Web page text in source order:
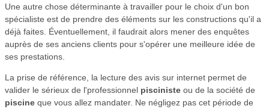
Une autre chose déterminante à travailler pour le choix d'un bon
spécialiste est de prendre des éléments sur les constructions qu'il a
déjà faites. Éventuellement, il faudrait alors mener des enquêtes
auprès de ses anciens clients pour s'opérer une meilleure idée de
ses prestations.
La prise de référence, la lecture des avis sur internet permet de
valider le sérieux de l'professionnel pisciniste ou de la société de
piscine que vous allez mandater. Ne négligez pas cet période de